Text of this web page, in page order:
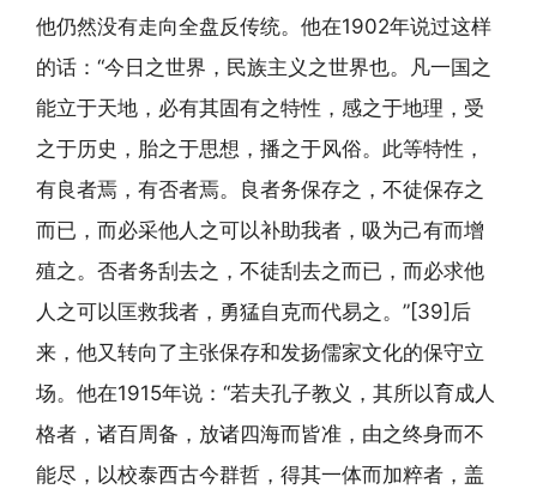
他仍然没有走向全盘反传统。他在1902年说过这样
的话：“今日之世界，民族主义之世界也。凡一国之
能立于天地，必有其固有之特性，感之于地理，受
之于历史，胎之于思想，播之于风俗。此等特性，
有良者焉，有否者焉。良者务保存之，不徒保存之
而已，而必采他人之可以补助我者，吸为己有而增
殖之。否者务刮去之，不徒刮去之而已，而必求他
人之可以匡救我者，勇猛自克而代易之。”[39]后
来，他又转向了主张保存和发扬儒家文化的保守立
场。他在1915年说：“若夫孔子教义，其所以育成人
格者，诸百周备，放诸四海而皆准，由之终身而不
能尽，以校泰西古今群哲，得其一体而加粹者，盖